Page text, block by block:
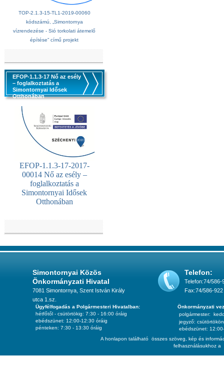
TOP-2.1.3-15-TL1-2019-00060
kódszámú, „Simontornya
vízrendezése - Sió torkolati átemelő
építése” című projekt
EFOP-1.1.3-17 Nő az esély
– foglalkoztatás a
Simontornyai Idősek
Otthonában
EFOP-1.1.3-17-2017-
00014 Nő az esély –
foglalkoztatás a
Simontornyai Idősek
Otthonában
Simontornyai Közös
Önkormányzati Hivatal
7081 Simontornya, Szent István Király
utca 1.sz.
Telefon:
Telefon:74/586-
Fax:74/586-922
A honlapon található összes szöveg, kép és
felhasználásukhoz a
Ügyfélfogadás a Polgármesteri Hivatalban:
hétfőtől - csütörtökig: 7:30 - 16:00 óráig
ebédszünet: 12:00-12:30 óráig
pénteken: 7:30 - 13:30 óráig
Önkormányzati
polgármester:
jegyző: csütörtökön
ebédszünet: